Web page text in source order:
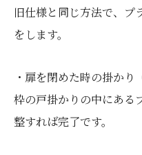
旧仕様と同じ方法で、プ
をします。
・扉を閉めた時の掛かり
枠の戸掛かりの中にある
整すれば完了です。